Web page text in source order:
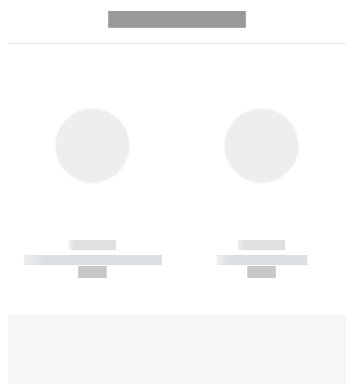
------------
----------- ----------- -----------
------------
----------- -----------